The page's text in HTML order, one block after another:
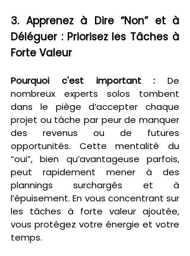
3. Apprenez à Dire “Non” et à
Déléguer : Priorisez les Tâches à
Forte Valeur
Pourquoi c'est important : De
nombreux experts solos tombent
dans le piège d’accepter chaque
projet ou tâche par peur de manquer
des revenus ou de futures
opportunités. Cette mentalité du
“oui”, bien qu’avantageuse parfois,
peut rapidement mener à des
plannings surchargés et à
l’épuisement. En vous concentrant sur
les tâches à forte valeur ajoutée,
vous protégez votre énergie et votre
temps.